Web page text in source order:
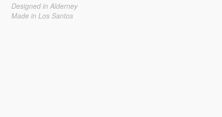
Designed in Alderney
Made in Los Santos